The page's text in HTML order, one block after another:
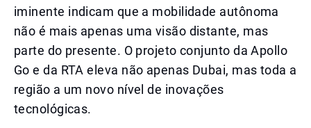
iminente indicam que a mobilidade autônoma
não é mais apenas uma visão distante, mas
parte do presente. O projeto conjunto da Apollo
Go e da RTA eleva não apenas Dubai, mas toda a
região a um novo nível de inovações
tecnológicas.